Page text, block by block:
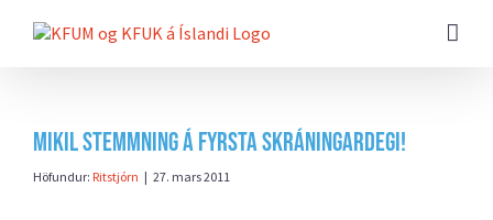
beint
Mikil stemmning á fyrsta skráningardegi!
Höfundur: Ritstjórn | 27. mars 2011